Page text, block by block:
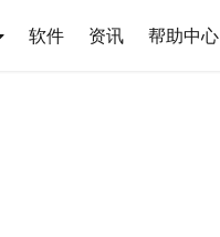
软件 资讯 帮助中心